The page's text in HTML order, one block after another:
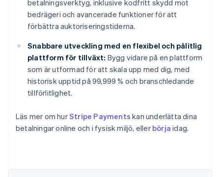
betalningsverktyg, inklusive kodfritt skydd mot
bedrägeri och avancerade funktioner för att
förbättra auktoriseringstiderna.
Snabbare utveckling med en flexibel och pålitlig
plattform för tillväxt: Bygg vidare på en plattform
som är utformad för att skala upp med dig, med
historisk upptid på 99,999 % och branschledande
tillförlitlighet.
Läs mer om hurStripe Payments kan underlätta dina
betalningar online och i fysisk miljö, eller börja idag.